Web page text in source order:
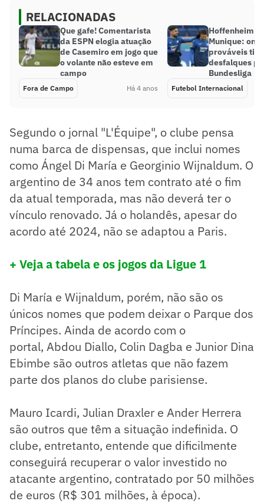
RELACIONADAS
Que gafe! Comentarista
da ESPN elogia atuação
de Casemiro em jogo que
o volante não esteve em
campo
Fora de Campo Há 4 anos
Hoffenheim x
Munique:
prováveis
desfalques
Bundesliga
Futebol Internacional
Segundo o jornal "L'Équipe", o clube pensa
numa barca de dispensas, que inclui nomes
como Ángel Di María e Georginio Wijnaldum. O
argentino de 34 anos tem contrato até o fim
da atual temporada, mas não deverá ter o
vínculo renovado. Já o holandês, apesar do
acordo até 2024, não se adaptou a Paris.
+ Veja a tabela e os jogos da Ligue 1
Di María e Wijnaldum, porém, não são os
únicos nomes que podem deixar o Parque dos
Príncipes. Ainda de acordo com o
portal, Abdou Diallo, Colin Dagba e Junior Dina
Ebimbe são outros atletas que não fazem
parte dos planos do clube parisiense.
Mauro Icardi, Julian Draxler e Ander Herrera
são outros que têm a situação indefinida. O
clube, entretanto, entende que dificilmente
conseguirá recuperar o valor investido no
atacante argentino, contratado por 50 milhões
de euros (R$ 301 milhões, à época).